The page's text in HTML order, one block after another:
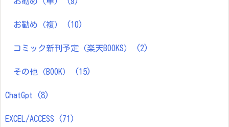
お勧め（複） (10)
コミック新刊予定（楽天BOOKS） (2)
その他（BOOK） (15)
ChatGpt (8)
EXCEL/ACCESS (71)